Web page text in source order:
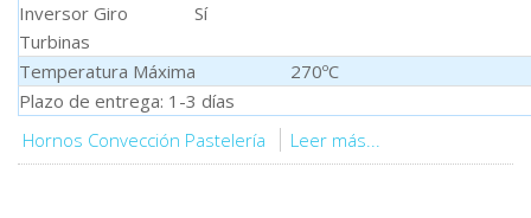
Inversor Giro
Turbinas
Sí
Temperatura Máxima 270ºC
Plazo de entrega: 1-3 días
Hornos Convección Pastelería
Leer más...